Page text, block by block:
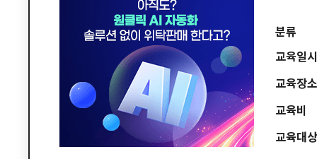
분류
교육일시
교육장소
교육비
교육대상